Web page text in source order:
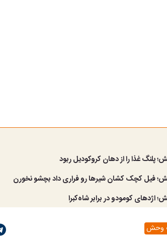
پلنگ غذا را از دهان کروکودیل ربود
فیل کچک کشان شیرها رو فراری داد بچشو نخورن
کومودو در برابر شاه‌کبرا
وحش